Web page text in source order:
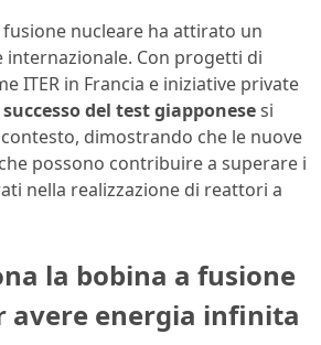
nucleare ha attirato un
internazionale. Con progetti di
ITER in Francia e iniziative private
successo del test giapponesesi
dimostrando che le nuove
possono contribuire a superare i
nella realizzazione di reattori a
la bobina a fusione
avere energia infinita